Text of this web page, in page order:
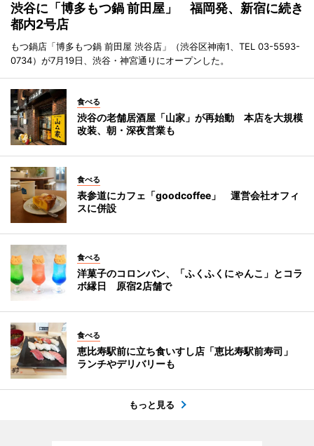
渋谷に「博多もつ鍋 前田屋」 福岡発、新宿に続き
都内2号店
もつ鍋店「博多もつ鍋 前田屋 渋谷店」（渋谷区神南1、TEL 03-5593-
0734）が7月19日、渋谷・神宮通りにオープンした。
食べる
渋谷の老舗居酒屋「山家」が再始動 本店を大規模
改装、朝・深夜営業も
食べる
表参道にカフェ「goodcoffee」 運営会社オフィ
スに併設
食べる
洋菓子のコロンバン、「ふくふくにゃんこ」とコラ
ボ縁日 原宿2店舗で
食べる
恵比寿駅前に立ち食いすし店「恵比寿駅前寿司」
ランチやデリバリーも
もっと見る